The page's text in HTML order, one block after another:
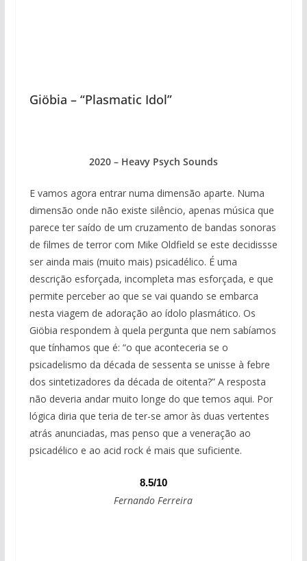
Giöbia – “Plasmatic Idol”
2020 – Heavy Psych Sounds
E vamos agora entrar numa dimensão aparte. Numa
dimensão onde não existe silêncio, apenas música que
parece ter saído de um cruzamento de bandas sonoras
de filmes de terror com Mike Oldfield se este decidissse
ser ainda mais (muito mais) psicadélico. É uma
descrição esforçada, incompleta mas esforçada, e que
permite perceber ao que se vai quando se embarca
nesta viagem de adoração ao ídolo plasmático. Os
Giöbia respondem à quela pergunta que nem sabíamos
que tínhamos que é: “o que aconteceria se o
psicadelismo da década de sessenta se unisse à febre
dos sintetizadores da década de oitenta?” A resposta
não deveria andar muito longe do que temos aqui. Por
lógica diria que teria de ter-se amor às duas vertentes
atrás anunciadas, mas penso que a veneração ao
psicadélico e ao acid rock é mais que suficiente.
8.5/10
Fernando Ferreira